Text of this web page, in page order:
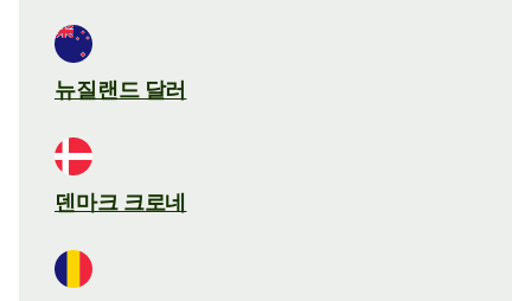
뉴질랜드 달러
덴마크 크로네